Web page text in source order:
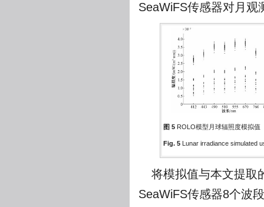
SeaWiFS传感器对月观
图 5 ROLO模型月球辐照度模拟值
Fig. 5 Lunar irradiance simulated
将模拟值与本文提取
SeaWiFS传感器8个波